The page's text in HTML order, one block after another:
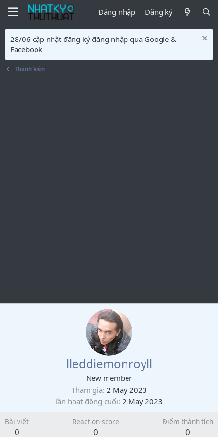
Đăng nhập Đăng ký
28/06 cập nhật đăng ký đăng nhập qua Google &
Facebook
Thành Viên
lleddiemonroyll
New member
Tham gia 2 May 2023
lần hoạt động cuối 2 May 2023
Bài viết
0
Reaction score
0
Điểm thành tích
0